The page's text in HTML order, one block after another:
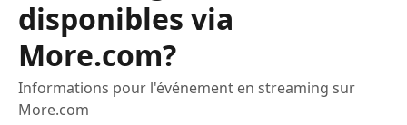
disponibles via
More.com?
Informations pour l'événement en streaming sur
More.com